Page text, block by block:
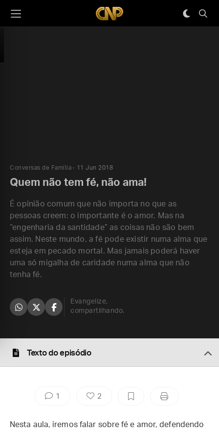
Conversas de Família 11 Jun 2018
Quem não tem fé, não ama!
É opinião comum que não importa no que as
pessoas creem: o importante é o amor. Mas na
“engenharia da santidade” as coisas não são bem
assim. Neste mundo, a fé pode existir numa alma que
esteja em pecado mortal. Mas jamais poderá haver
uma só migalha de caridade numa alma que não
tenha fé.
Evangelize,
compartilhando.
Texto do episódio
1 2
Nesta aula, iremos falar sobre fé e amor, defendendo